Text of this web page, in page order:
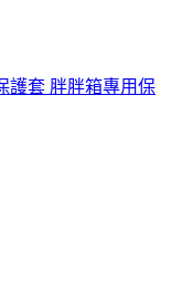
護套 胖胖箱專用保